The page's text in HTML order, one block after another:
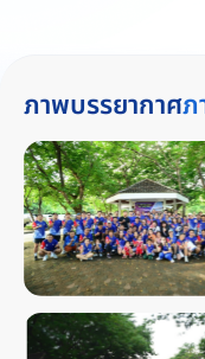
ภาพบรรยากาศภ